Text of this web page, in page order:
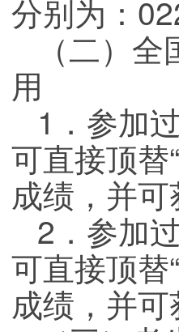
分别为：
（二）
用
1．参加
可直接顶替
成绩，并
2．参加
可直接顶替
成绩，并